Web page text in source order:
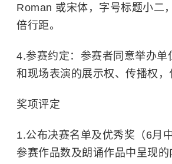
Roman 或宋体，字号标题小二
倍行距。
4.参赛约定：参赛者同意举办单
和现场表演的展示权、传播权，
奖项评定
1.公布决赛名单及优秀奖（6月
参赛作品数及朗诵作品中呈现